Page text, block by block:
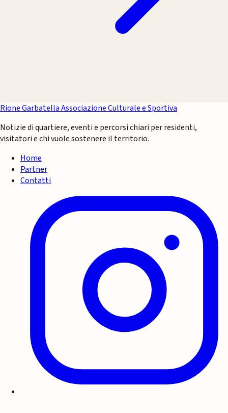
Rione GarbatellaAssociazione Culturale e Sportiva
Notizie di quartiere, eventi e percorsi chiari per residenti,
visitatori e chi vuole sostenere il territorio.
Home
Partner
Contatti